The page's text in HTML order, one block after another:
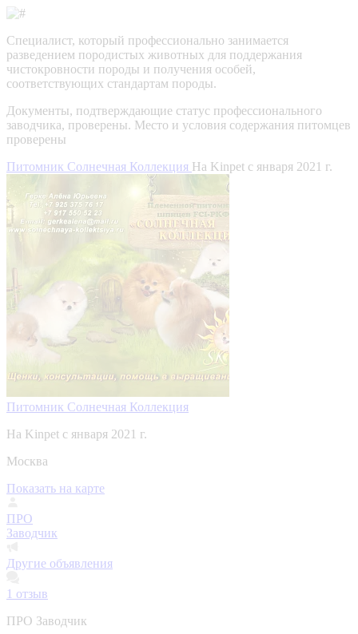
Специалист, который профессионально занимается
разведением породистых животных для поддержания
чистокровности породы и получения особей,
соответствующих стандартам породы.
Документы, подтверждающие статус профессионального
заводчика, проверены. Место и условия содержания питомцев
проверены
Питомник Солнечная Коллекция На Kinpet c января 2021 г.
Питомник Солнечная Коллекция
На Kinpet c января 2021 г.
Москва
Показать на карте
ПРО
Заводчик
Другие объявления
1 отзыв
ПРО Заводчик